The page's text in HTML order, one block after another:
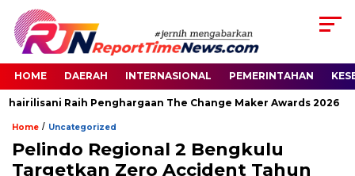
HOME DAERAH INTERNASIONAL PEMERINTAHAN
Raih Penghargaan The Change Maker Awards 2026
Home / Uncategorized
Pelindo Regional 2 Bengkulu
Targetkan Zero Accident Tahun